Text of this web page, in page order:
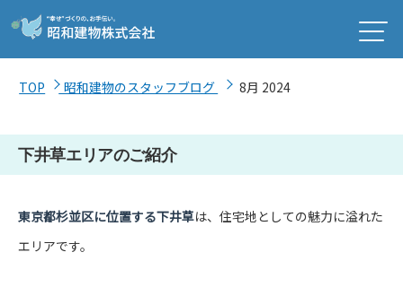
TOP 昭和建物のスタッフブログ 8月 2024
下井草エリアのご紹介
東京都杉並区に位置する下井草は、住宅地としての魅力に溢れた
エリアです。